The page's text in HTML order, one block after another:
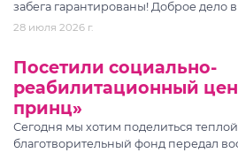
забега гарантированы! Доброе дело
28 июля 2026 г.
Посетили социально-
реабилитационный
принц»
Сегодня мы хотим поделиться
благотворительный фонд передал